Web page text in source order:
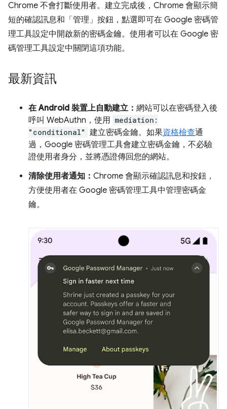
Chrome 不會打斷使用者。建立完成後，Chrome 會顯示簡
短的確認訊息和「管理」 按鈕，點選即可在 Google 密碼管
理工具設定中開啟新的密碼金鑰。使用者可以在 Google 密
碼管理工具設定中關閉這項功能。
最新資訊
在 Android 裝置上自動建立： 網站可以在密碼登入後
呼叫 WebAuthn，使用 mediation:
"conditional" 建立密碼金鑰。如果資格檢查通
過，Google 密碼管理工具會建立密碼金鑰，不必驗
證使用者身分，並將憑證傳回您的網站。
清除使用者通知： Chrome 會顯示確認訊息和按鈕，
方便使用者在 Google 密碼管理工具中管理密碼金
鑰。